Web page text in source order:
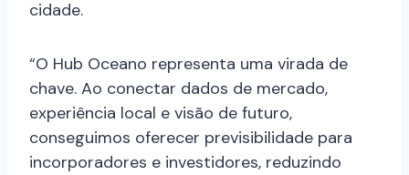
cidade.
“O Hub Oceano representa uma virada de
chave. Ao conectar dados de mercado,
experiência local e visão de futuro,
conseguimos oferecer previsibilidade para
incorporadores e investidores, reduzindo